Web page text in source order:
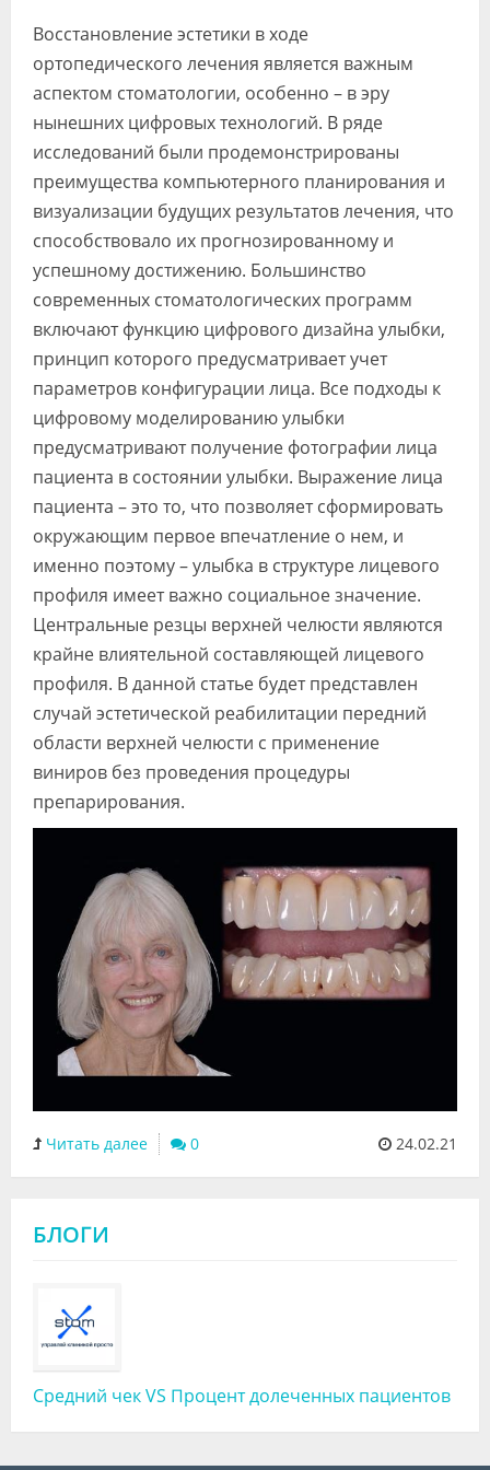
Форум
Специалисты
Галерея
Блоги
Лаборатории
Восстановление эстетики в ходе
ортопедического лечения является важным
аспектом стоматологии, особенно – в эру
нынешних цифровых технологий. В ряде
исследований были продемонстрированы
преимущества компьютерного планирования и
визуализации будущих результатов лечения, что
способствовало их прогнозированному и
успешному достижению. Большинство
современных стоматологических программ
включают функцию цифрового дизайна улыбки,
принцип которого предусматривает учет
параметров конфигурации лица. Все подходы к
цифровому моделированию улыбки
предусматривают получение фотографии лица
пациента в состоянии улыбки. Выражение лица
пациента – это то, что позволяет сформировать
окружающим первое впечатление о нем, и
именно поэтому – улыбка в структуре лицевого
профиля имеет важно социальное значение.
Центральные резцы верхней челюсти являются
крайне влиятельной составляющей лицевого
профиля. В данной статье будет представлен
случай эстетической реабилитации передний
области верхней челюсти с применение
виниров без проведения процедуры
препарирования.
Читать далее 0 24.02.21
БЛОГИ
Средний чек VS Процент долеченных пациентов